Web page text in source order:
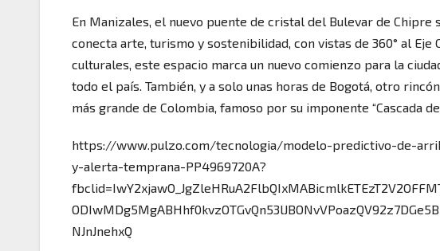
En Manizales, el nuevo puente de cristal del Bulevar de Chipre
conecta arte, turismo y sostenibilidad, con vistas de 360° al
culturales, este espacio marca un nuevo comienzo para la
todo el país. También, y a solo unas horas de Bogotá, otro
más grande de Colombia, famoso por su imponente “Cascada
https://www.pulzo.com/tecnologia/modelo-predictivo-de-
y-alerta-temprana-PP4969720A?
NJnJnehxQ